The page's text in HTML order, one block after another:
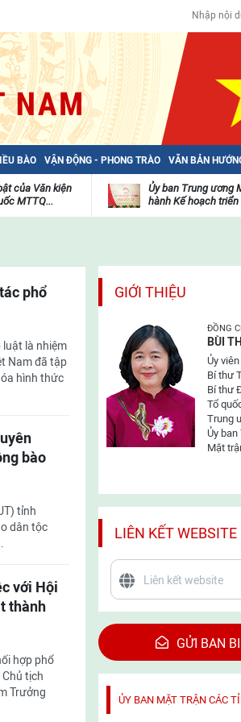
BÀO VẬN ĐỘNG - PHONG TRÀO VĂN BẢN
của Văn kiện
MTTQ...
mặt
trận
Ủy ban Trung ương
hành Kế hoạch
phổ
luật là nhiệm
Nam đã tập
hình thức
bào
tỉnh
dân tộc
với Hội
thành
hợp phổ
tịch
Trưởng
GIỚI THIỆU
ĐỒNG
BÙI
Ủy
Bí thư
Bí thư
Tổ
Trung
Ủy
Mặt
LIÊN KẾT WEBSITE
GỬI BAN
ỦY BAN MẶT TRẬN CÁC